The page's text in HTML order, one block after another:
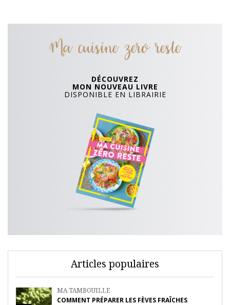
Ma cuisine zero reste
DÉCOUVREZ
MON NOUVEAU LIVRE
DISPONIBLE EN LIBRAIRIE
Articles populaires
MA TAMBOUILLE
COMMENT PRÉPARER LES FÈVES FRAÎCHES